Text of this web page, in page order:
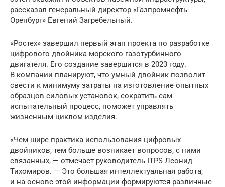
рассказал генеральный директор «Газпромнефть-
Оренбург» Евгений Загребельный.
«Ростех» завершил первый этап проекта по разработке
цифрового двойника морского газотурбинного
двигателя. Его создание завершится в 2023 году.
В компании планируют, что умный двойник позволит
свести к минимуму затраты на изготовление опытных
образцов силовых установок, сократить сам
испытательный процесс, поможет управлять
жизненным циклом изделия.
«Чем шире практика использования цифровых
двойников, тем больше возникает вопросов, с ними
связанных, — отмечает руководитель ITPS Леонид
Тихомиров. — Это большая интеллектуальная работа,
и на основе этой информации формируются различные